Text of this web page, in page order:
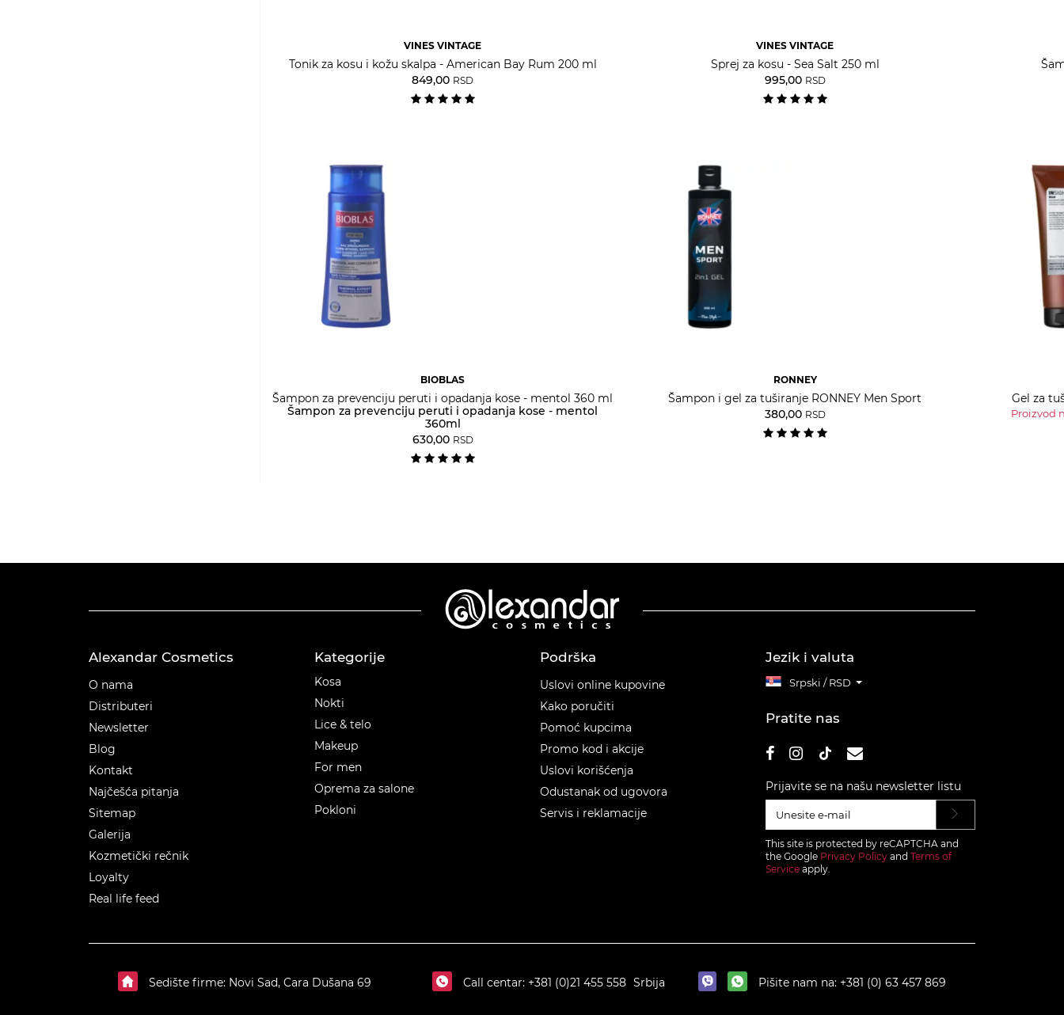
VINES VINTAGE
Tonik za kosu i kožu skalpa - American Bay Rum 200 ml
849,00 RSD
VINES VINTAGE
Sprej za kosu - Sea Salt 250 ml
995,00 RSD
BIOBLAS
Šampon za prevenciju peruti i opadanja kose - mentol 360 ml
Šampon za prevenciju peruti i opadanja kose - mentol
360ml
630,00 RSD
RONNEY
Šampon i gel za tuširanje RONNEY Men Sport
380,00 RSD
Gel za
Proizvod
Alexandar Cosmetics
O nama
Distributeri
Newsletter
Blog
Kontakt
Najčešća pitanja
Sitemap
Galerija
Kozmetički rečnik
Loyalty
Real life feed
Kategorije
Kosa
Nokti
Lice & telo
Makeup
For men
Oprema za salone
Pokloni
Podrška
Uslovi online kupovine
Kako poručiti
Pomoć kupcima
Promo kod i akcije
Uslovi korišćenja
Odustanak od ugovora
Servis i reklamacije
Jezik i valuta
Srpski / RSD
Pratite nas
Prijavite se na našu newsletter listu
This site is protected by reCAPTCHA and
the Google Privacy Policy and Terms of
Service apply.
Sedište firme: Novi Sad, Cara Dušana 69 Call centar: +381 (0)21 455 558 Srbija Pišite nam na: +381 (0) 63 457 869